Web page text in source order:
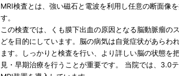
MRI検査とは、強い磁石と電波を利用し任意の断面像
す。
この検査では、くも膜下出血の原因となる脳動脈瘤の
どを目的にしています。脳の病気は自覚症状があらわ
ます。しっかりと検査を行い、より詳しい脳の状態を
見・早期治療を行うことが重要です。 当院では、3.0